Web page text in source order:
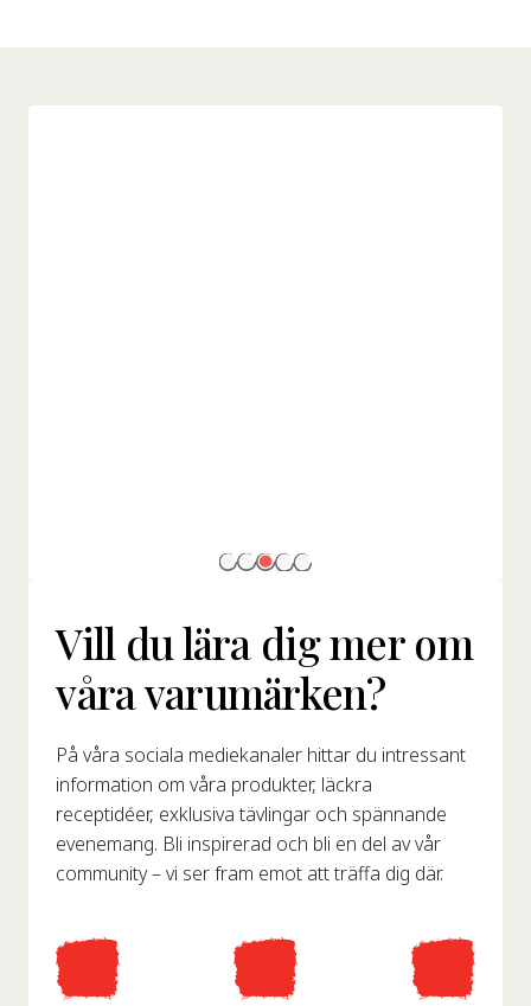
Vill du lära dig mer om
våra varumärken?
På våra sociala mediekanaler hittar du intressant
information om våra produkter, läckra
receptidéer, exklusiva tävlingar och spännande
evenemang. Bli inspirerad och bli en del av vår
community – vi ser fram emot att träffa dig där.